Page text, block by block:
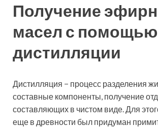
Получение
масел с помощью
дистилляции
Дистилляция − процесс разделения
составные компоненты, получение
составляющих в чистом виде. Для
еще в древности был придуман